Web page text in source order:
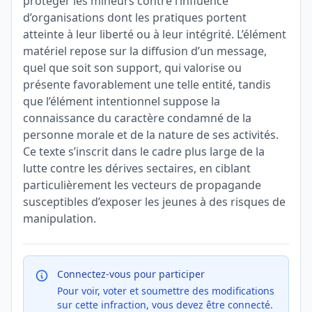
d’organisations dont les pratiques portent
atteinte à leur liberté ou à leur intégrité. L’élément
matériel repose sur la diffusion d’un message,
quel que soit son support, qui valorise ou
présente favorablement une telle entité, tandis
que l’élément intentionnel suppose la
connaissance du caractère condamné de la
personne morale et de la nature de ses activités.
Ce texte s’inscrit dans le cadre plus large de la
lutte contre les dérives sectaires, en ciblant
particulièrement les vecteurs de propagande
susceptibles d’exposer les jeunes à des risques de
manipulation.
Connectez-vous pour participer
Pour voir, voter et soumettre des modifications
sur cette infraction, vous devez être connecté.